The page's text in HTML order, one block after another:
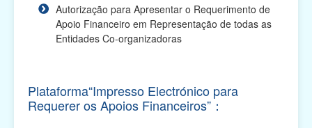
Plano de Apoio Financeiro para Intercâmbios, 2026
(O prazo de apresentação das candidaturas
2026 (O prazo de apresentação das candidaturas
te...
Autorização para Apresentar o Requerimento de
Apoio Financeiro em Representação de todas as
Entidades Co-organizadoras
Plataforma“Impresso Electrónico para
Requerer os Apoios Financeiros”：